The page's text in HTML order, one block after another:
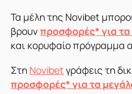
Τα μέλη της Novibet
βρουνπροσφορές* για τα
και κορυφαίο πρόγραμμα
ΣτηNovibetγράφεις τη
προσφορές* για τα